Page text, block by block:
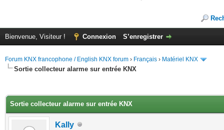
Bienvenue, Visiteur ! Connexion S’enregistrer
Forum KNX francophone / English KNX forum › Français › Matériel KNX
Sortie collecteur alarme sur entrée KNX
Sortie collecteur alarme sur entrée KNX
Kally